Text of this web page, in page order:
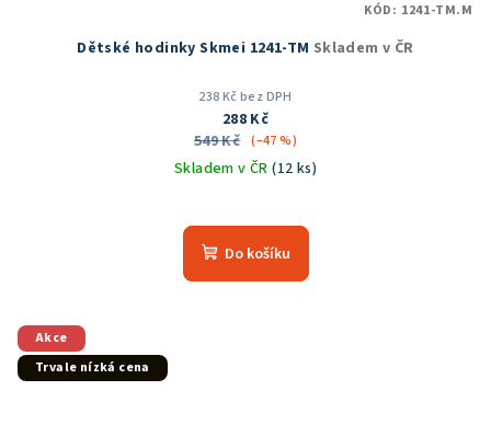
Dětské hodinky Skmei 1241-TM Skladem v ČR
238 Kč bez DPH
288 Kč
549 Kč (–47 %)
Skladem v ČR(12 ks)
Do košíku
KÓD: 1241-TM.M
Akce
Trvale nízká cena